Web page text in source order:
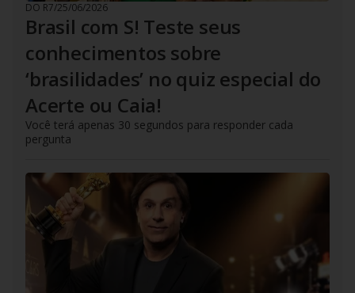
DO R7/25/06/2026
Brasil com S! Teste seus
conhecimentos sobre
‘brasilidades’ no quiz especial do
Acerte ou Caia!
Você terá apenas 30 segundos para responder cada
pergunta